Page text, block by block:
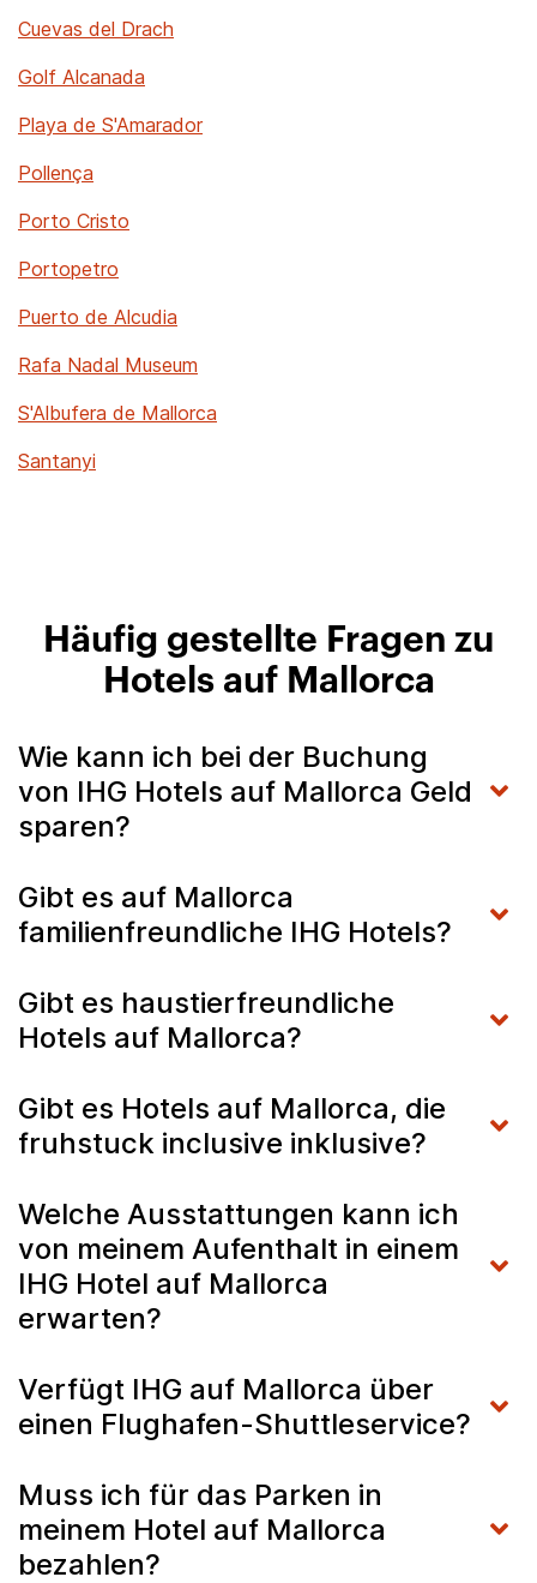
Cuevas del Drach
Golf Alcanada
Playa de S'Amarador
Pollença
Porto Cristo
Portopetro
Puerto de Alcudia
Rafa Nadal Museum
S'Albufera de Mallorca
Santanyi
Häufig gestellte Fragen zu
Hotels auf Mallorca
Wie kann ich bei der Buchung
von IHG Hotels auf Mallorca Geld
sparen?
Gibt es auf Mallorca
familienfreundliche IHG Hotels?
Gibt es haustierfreundliche
Hotels auf Mallorca?
Gibt es Hotels auf Mallorca, die
fruhstuck inclusive inklusive?
Welche Ausstattungen kann ich
von meinem Aufenthalt in einem
IHG Hotel auf Mallorca
erwarten?
Verfügt IHG auf Mallorca über
einen Flughafen-Shuttleservice?
Muss ich für das Parken in
meinem Hotel auf Mallorca
bezahlen?